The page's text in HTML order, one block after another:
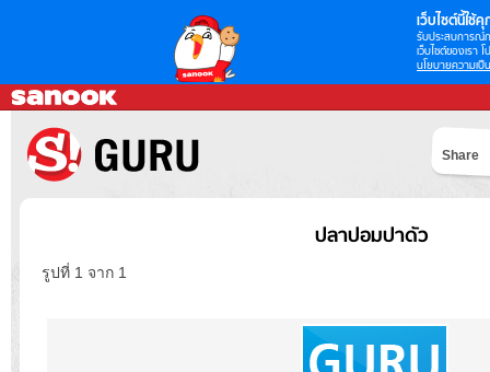
เว็บไซต์นี้ใช้คุ
รับประสบการณ์
เว็บไซต์ของเรา
นโยบายความเป็
Share
ปลาปอมปาดัว
รูปที่ 1 จาก 1